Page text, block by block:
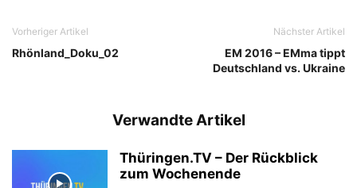
Vorheriger Artikel
Rhönland_Doku_02
Nächster Artikel
EM 2016 – EMma tippt
Deutschland vs. Ukraine
Verwandte Artikel
Thüringen.TV – Der Rückblick
zum Wochenende